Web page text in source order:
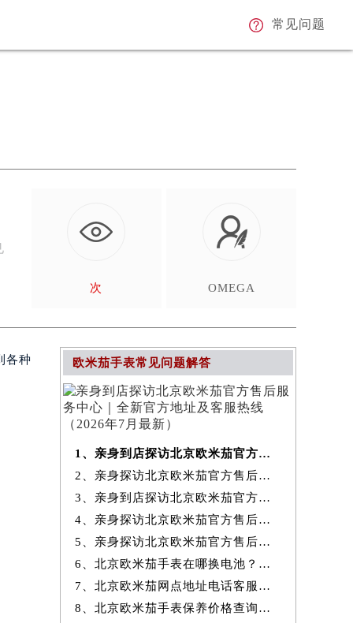
常见问题
次 OMEGA
各种 欧米茄手表常见问题解答
1、亲身到店探访北京欧米茄官方售后服务中心｜全新官方地址及客服热线
2、亲身探访北京欧米茄官方售后服务中心｜最新热线和全部维修地址（2026
3、亲身到店探访北京欧米茄官方售后服务中心｜地址及官方联系电话（2026
4、亲身探访北京欧米茄官方售后服务中心｜全新地址与售后热线（2026年7
5、亲身探访北京欧米茄官方售后服务中心｜详细网点地址与售后热线（2026
6、北京欧米茄手表在哪换电池？专业售后维修服务指南权威公示（2026年7
7、北京欧米茄网点地址电话客服查询与售后维修保养服务权威公示（2026
8、北京欧米茄手表保养价格查询费用明细权威公示（2026年7月最新）